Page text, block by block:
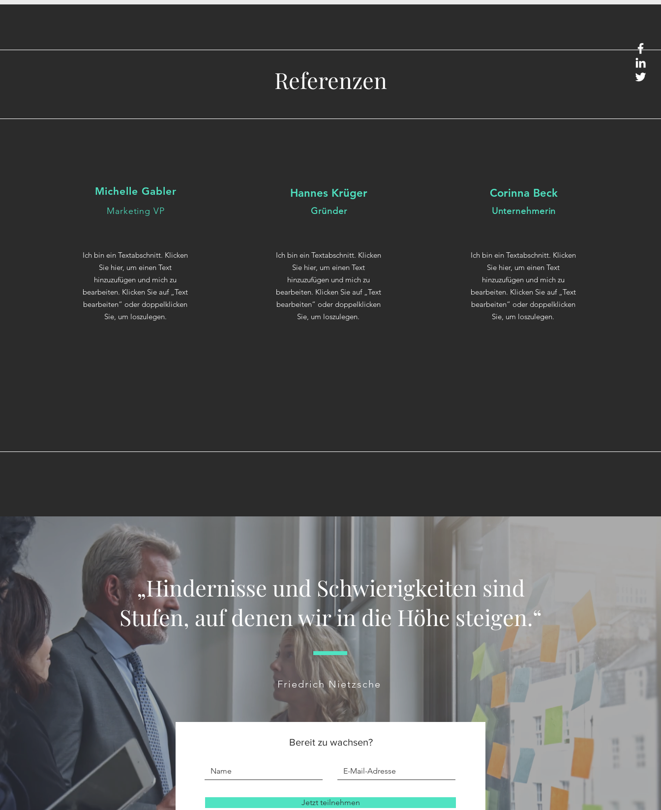
Referenzen
Michelle Gabler
Marketing VP
Ich bin ein Textabschnitt. Klicken
Sie hier, um einen Text
hinzuzufügen und mich zu
bearbeiten. Klicken Sie auf „Text
bearbeiten“ oder doppelklicken
Sie, um loszulegen.
Hannes Krüger
Gründer
Ich bin ein Textabschnitt. Klicken
Sie hier, um einen Text
hinzuzufügen und mich zu
bearbeiten. Klicken Sie auf „Text
bearbeiten“ oder doppelklicken
Sie, um loszulegen.
Corinna Beck
Unternehmerin
Ich bin ein Textabschnitt. Klicken
Sie hier, um einen Text
hinzuzufügen und mich zu
bearbeiten. Klicken Sie auf „Text
bearbeiten“ oder doppelklicken
Sie, um loszulegen.
„Hindernisse und Schwierigkeiten sind
Stufen, auf denen wir in die Höhe steigen.“
Friedrich Nietzsche
Bereit zu wachsen?
Jetzt teilnehmen